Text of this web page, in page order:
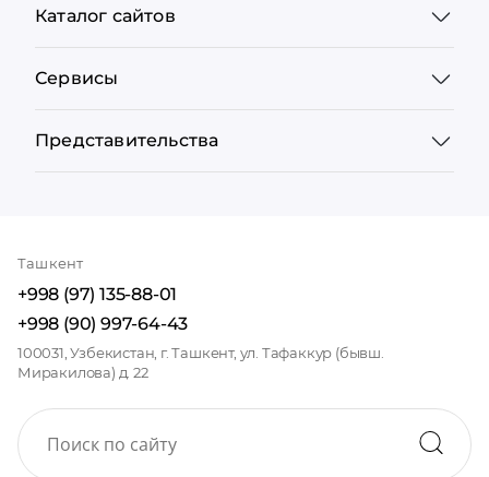
Каталог сайтов
Сервисы
Представительства
Ташкент
+998 (97) 135-88-01
+998 (90) 997-64-43
100031, Узбекистан, г. Ташкент, ул. Тафаккур (бывш.
Миракилова) д. 22